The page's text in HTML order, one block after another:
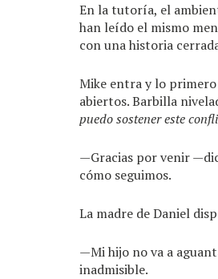
En la tutoría, el
han leído el mismo
con una historia
Mike entra y lo primero
abiertos. Barbilla
puedo sostener este
—Gracias por venir
cómo seguimos.
La madre de Daniel
—Mi hijo no va a
inadmisible.